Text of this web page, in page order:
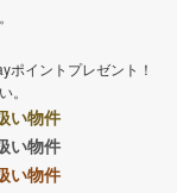
ポイントプレゼント！
。
い物件
い物件
い物件